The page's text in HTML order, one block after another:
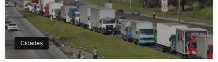
Cidades